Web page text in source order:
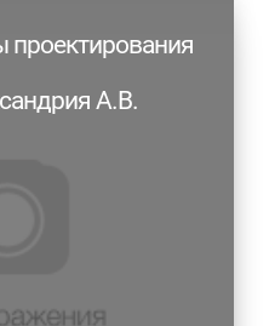
А.В.